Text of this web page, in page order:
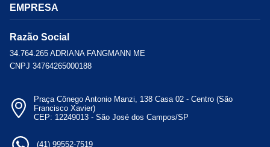
EMPRESA
Razão Social
34.764.265 ADRIANA FANGMANN ME
CNPJ 34764265000188
Praça Cônego Antonio Manzi, 138 Casa 02 - Centro (São
Francisco Xavier)
CEP: 12249013 - São José dos Campos/SP
(41) 99552-7519